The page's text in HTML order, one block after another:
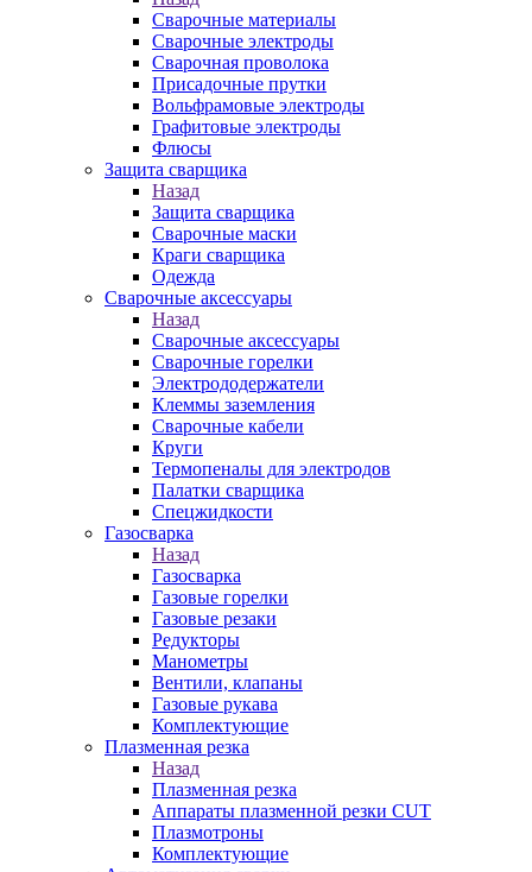
Сварочные материалы
Сварочные электроды
Сварочная проволока
Присадочные прутки
Вольфрамовые электроды
Графитовые электроды
Флюсы
Защита сварщика
Назад
Защита сварщика
Сварочные маски
Краги сварщика
Одежда
Сварочные аксессуары
Назад
Сварочные аксессуары
Сварочные горелки
Электрододержатели
Клеммы заземления
Сварочные кабели
Круги
Термопеналы для электродов
Палатки сварщика
Спецжидкости
Газосварка
Назад
Газосварка
Газовые горелки
Газовые резаки
Редукторы
Манометры
Вентили, клапаны
Газовые рукава
Комплектующие
Плазменная резка
Назад
Плазменная резка
Аппараты плазменной резки CUT
Плазмотроны
Комплектующие